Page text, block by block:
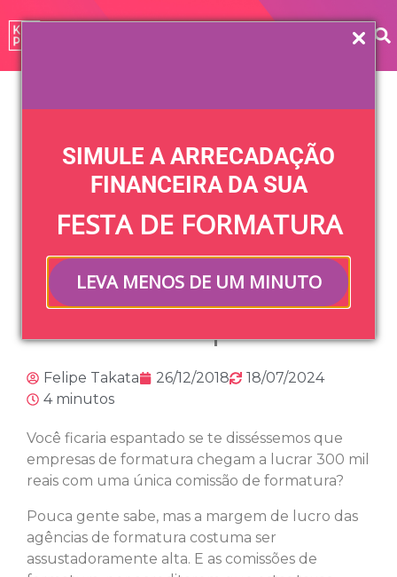
SIMULE A ARRECADAÇÃO
FINANCEIRA DA SUA
FESTA DE FORMATURA
LEVA MENOS DE UM MINUTO
Home»Blog»Festa»Margem de lucro das empresas
Margem de lucro
das empresas de
eventos: como
Felipe Takata 26/12/2018
18/07/2024
4 minutos
Você ficaria espantado se te disséssemos que
empresas de formatura chegam a lucrar 300 mil
reais com uma única comissão de formatura?
Pouca gente sabe, mas a margem de lucro das
agências de formatura costuma ser
assustadoramente alta. E as comissões de